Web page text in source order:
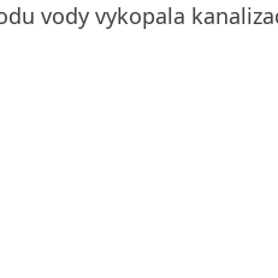
vody vykopala